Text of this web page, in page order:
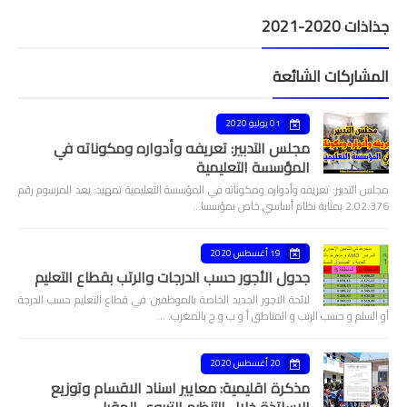
جذاذات 2020-2021
المشاركات الشائعة
01 يوليو 2020
مجلس التدبير: تعريفه وأدواره ومكوناته في
المؤسسة التعليمية
مجلس التدبير: تعريفه وأدواره ومكوناته في المؤسسة التعليمية تمهيد: يعد المرسوم رقم
2.02.376 بمثابة نظام أساسي خاص بمؤسسا…
19 أغسطس 2020
جدول الأجور حسب الدرجات والرتب بقطاع التعليم
لائحة الاجور الجديد الخاصة بالموظفين في قطاع التعليم حسب الدرجة
أو السلم و حسب الرتب و المناطق أ و ب و ج بالمغرب. …
20 أغسطس 2020
مذكرة اقليمية: معايير اسناد الاقسام وتوزيع